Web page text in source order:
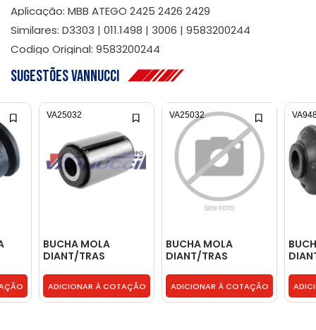
Aplicação: MBB ATEGO 2425 2426 2429
Similares: D3303 | 011.1498 | 3006 | 9583200244
Codigo Original: 9583200244
Sugestões Vannucci
BUCHA MOLA
DIANT/TRAS
CAPA FERRO -
0003251385
ADICIONAR À COTAÇÃO
VA25032
BUCHA MOLA
DIANT/TRAS
CAPA FERRO -
0003251385
ADICIONAR À COTAÇÃO
VA25032